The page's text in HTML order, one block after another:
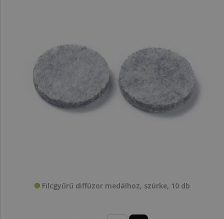
Filcgyűrű diffúzor medálhoz, szürke, 10 db